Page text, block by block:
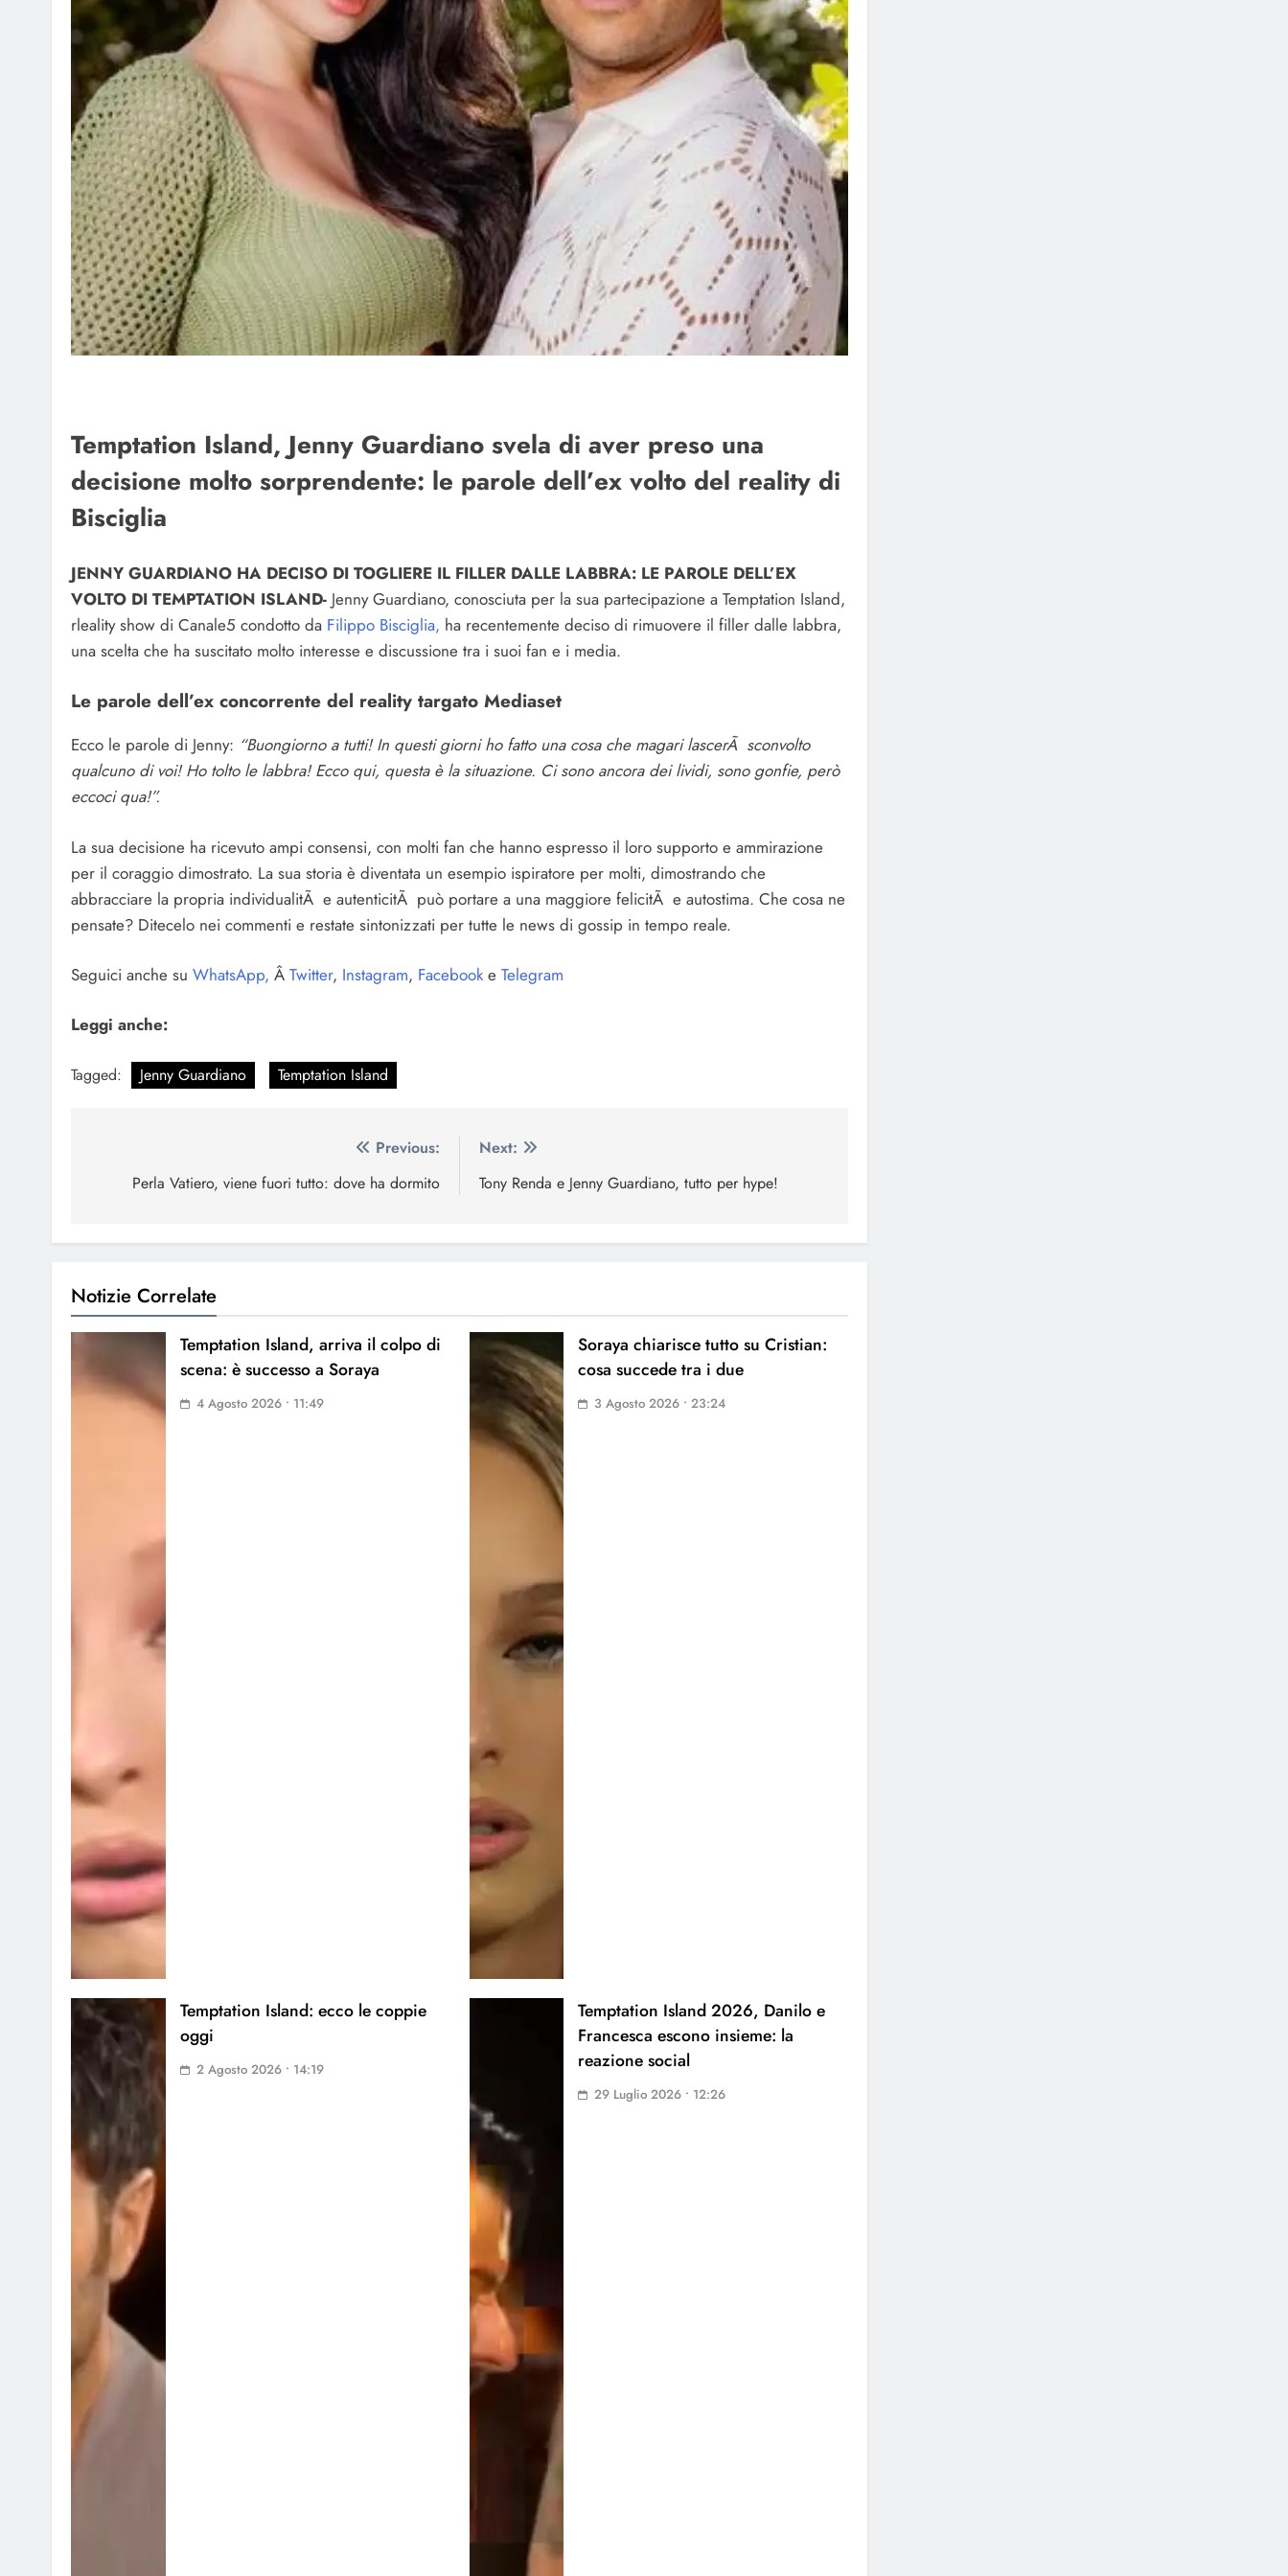
Temptation Island, Jenny Guardiano svela di aver preso una
decisione molto sorprendente: le parole dell’ex volto del reality di
Bisciglia
JENNY GUARDIANO HA DECISO DI TOGLIERE IL FILLER DALLE LABBRA: LE PAROLE DELL’EX
VOLTO DI TEMPTATION ISLAND- Jenny Guardiano, conosciuta per la sua partecipazione a Temptation Island,
rleality show di Canale5 condotto da Filippo Bisciglia, ha recentemente deciso di rimuovere il filler dalle labbra,
una scelta che ha suscitato molto interesse e discussione tra i suoi fan e i media.
Le parole dell’ex concorrente del reality targato Mediaset
Ecco le parole di Jenny: “Buongiorno a tutti! In questi giorni ho fatto una cosa che magari lascerÃ sconvolto
qualcuno di voi! Ho tolto le labbra! Ecco qui, questa è la situazione. Ci sono ancora dei lividi, sono gonfie, però
eccoci qua!”.
La sua decisione ha ricevuto ampi consensi, con molti fan che hanno espresso il loro supporto e ammirazione
per il coraggio dimostrato. La sua storia è diventata un esempio ispiratore per molti, dimostrando che
abbracciare la propria individualitÃ e autenticitÃ può portare a una maggiore felicitÃ e autostima. Che cosa ne
pensate? Ditecelo nei commenti e restate sintonizzati per tutte le news di gossip in tempo reale.
Seguici anche su WhatsApp, Â Twitter, Instagram, Facebooke Telegram
Leggi anche:
Tagged: Jenny Guardiano Temptation Island
articoli
Previous:
Perla Vatiero, viene fuori tutto: dove ha dormito
Next:
Tony Renda e Jenny Guardiano, tutto per hype!
Notizie Correlate
Temptation Island, arriva il colpo di
scena: è successo a Soraya
4 Agosto 2026 • 11:49
Soraya chiarisce tutto su Cristian:
cosa succede tra i due
3 Agosto 2026 • 23:24
Temptation Island: ecco le coppie
oggi
2 Agosto 2026 • 14:19
Temptation Island 2026, Danilo e
Francesca escono insieme: la
reazione social
29 Luglio 2026 • 12:26